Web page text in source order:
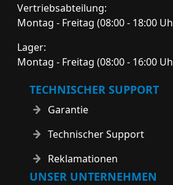
Vertriebsabteilung:
Montag - Freitag (08:00 - 18:00
Lager:
Montag - Freitag (08:00 - 16:00
TECHNISCHER SUPPORT
Garantie
Technischer Support
Reklamationen
UNSER UNTERNEHMEN